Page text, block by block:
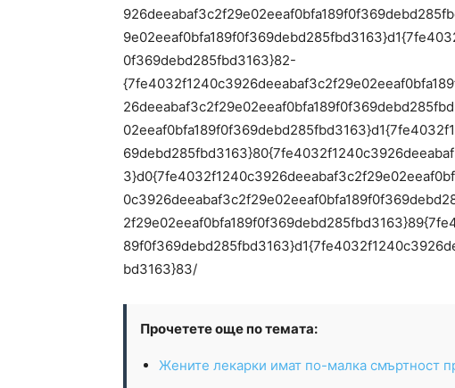
0f369debd285fbd3163}82-
bd3163}83/
Прочетете още по темата:
Жените лекарки имат по-малка смъртност